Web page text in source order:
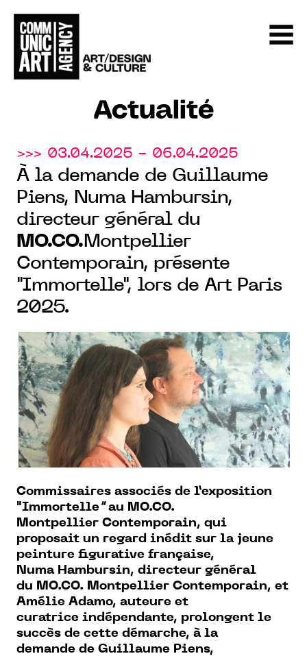
Actualité
>>> 03.04.2025 - 06.04.2025
À la demande de Guillaume
Piens, Numa Hambursin,
directeur général du
MO.CO. Montpellier
Contemporain, présente
"Immortelle", lors de Art Paris
2025.
Commissaires associés de l’exposition
"Immortelle"au MO.CO.
Montpellier Contemporain, qui
proposait un regard inédit sur la jeune
peinture figurative française,
Numa Hambursin, directeur général
du MO.CO. Montpellier Contemporain, et
Amélie Adamo, auteure et
curatrice indépendante, prolongent le
succès de cette démarche, à la
demande de Guillaume Piens,